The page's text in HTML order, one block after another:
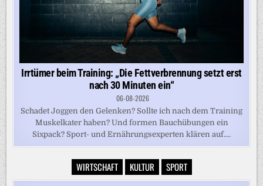
Irrtümer beim Training: „Die Fettverbrennung setzt erst
nach 30 Minuten ein“
06-08-2026
Schadet Joggen den Gelenken? Sollte ich nach dem Training
Muskelkater haben? Und formen Bauchübungen ein
Sixpack? Sport- und Ernährungsexperten klären auf....
WIRTSCHAFT KULTUR SPORT